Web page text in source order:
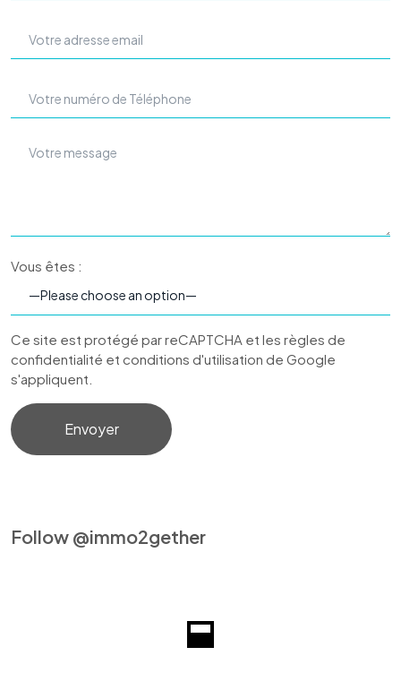
Vous êtes :
Ce site est protégé par reCAPTCHA et les règles de
confidentialité et conditions d'utilisation de Google
s'appliquent.
Follow @immo2gether